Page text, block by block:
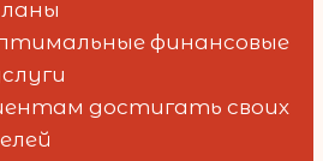
финансовые
достигать своих